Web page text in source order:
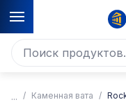
Каменная вата